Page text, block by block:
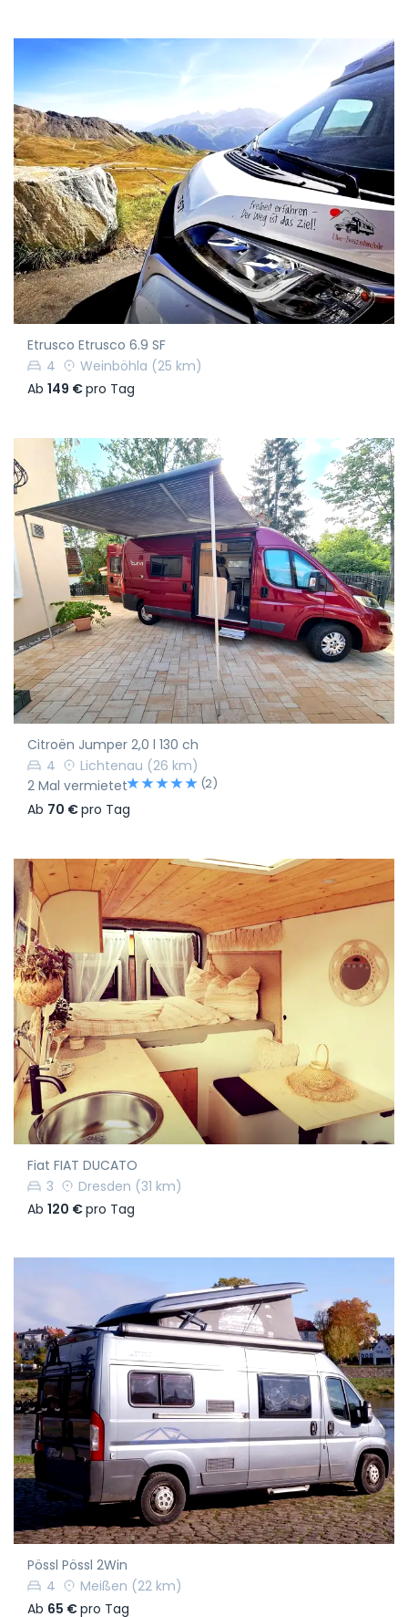
Etrusco Etrusco 6.9 SF
4
Weinböhla (25 km)
Ab 149 €pro Tag
Citroën Jumper 2,0 l 130 ch
4
Lichtenau (26 km)
2 Mal vermietet
(2)
Ab 70 €pro Tag
Fiat FIAT DUCATO
3
Dresden (31 km)
Ab 120 €pro Tag
Pössl Pössl 2Win
4
Meißen (22 km)
Ab 65 €pro Tag